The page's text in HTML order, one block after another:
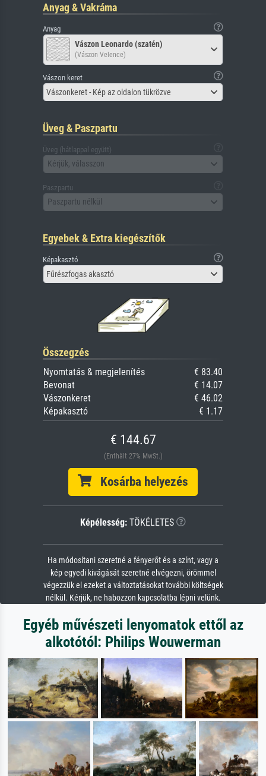
Anyag & Vakráma
Anyag
Vászon Leonardo (szatén)
(Vászon Velence)
Vászon keret
Vászonkeret - Kép az oldalon tükrözve
Üveg & Paszpartu
Üveg (hátlappal együtt)
Kérjük, válasszon
Paszpartu
Paszpartu nélkül
Egyebek & Extra kiegészítők
Képakasztó
Fűrészfogas akasztó
Összegzés
Nyomtatás & megjelenítés
€ 83.40
Bevonat
€ 14.07
Vászonkeret
€ 46.02
Képakasztó
€ 1.17
€ 144.67
(Enthält 27% MwSt.)
Kosárba helyezés
Képélesség: TÖKÉLETES
Ha módosítani szeretné a fényerőt és a színt, vagy a
kép egyedi kivágását szeretné elvégezni, örömmel
végezzük el ezeket a változtatásokat további költségek
nélkül. Kérjük, ne habozzon kapcsolatba lépni velünk.
Egyéb művészeti lenyomatok ettől az
alkotótól: Philips Wouwerman